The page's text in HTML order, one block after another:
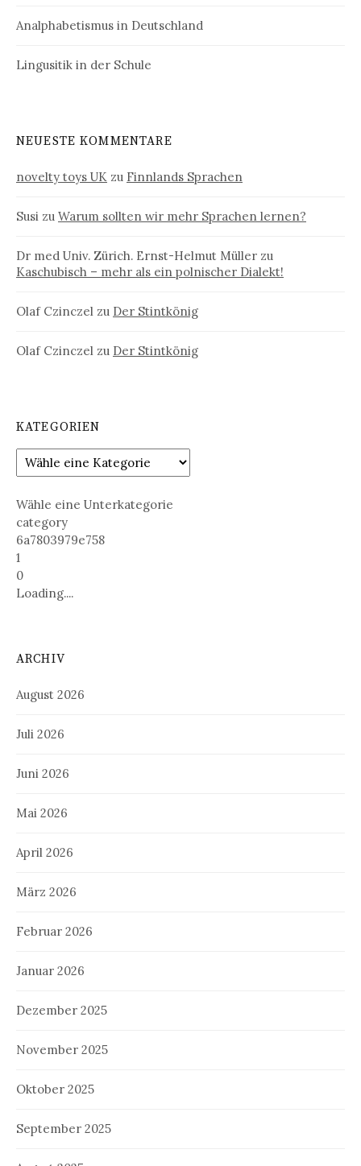
Analphabetismus in Deutschland
Lingusitik in der Schule
NEUESTE KOMMENTARE
novelty toys UK zu Finnlands Sprachen
Susi zu Warum sollten wir mehr Sprachen lernen?
Dr med Univ. Zürich. Ernst-Helmut Müller zu
Kaschubisch – mehr als ein polnischer Dialekt!
Olaf Czinczel zu Der Stintkönig
Olaf Czinczel zu Der Stintkönig
KATEGORIEN
Wähle eine Unterkategorie
category
6a7803979e758
1
0
Loading....
ARCHIV
August 2026
Juli 2026
Juni 2026
Mai 2026
April 2026
März 2026
Februar 2026
Januar 2026
Dezember 2025
November 2025
Oktober 2025
September 2025